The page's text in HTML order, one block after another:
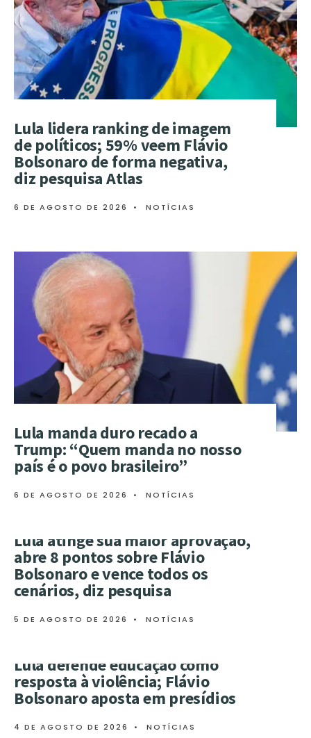
Lula lidera ranking de imagem
de políticos; 59% veem Flávio
Bolsonaro de forma negativa,
diz pesquisa Atlas
6 DE AGOSTO DE 2026 • NOTÍCIAS
Lula manda duro recado a
Trump: “Quem manda no nosso
país é o povo brasileiro”
6 DE AGOSTO DE 2026 • NOTÍCIAS
Lula atinge sua maior aprovação,
abre 8 pontos sobre Flávio
Bolsonaro e vence todos os
cenários, diz pesquisa
5 DE AGOSTO DE 2026 • NOTÍCIAS
Lula defende educação como
resposta à violência; Flávio
Bolsonaro aposta em presídios
4 DE AGOSTO DE 2026 • NOTÍCIAS